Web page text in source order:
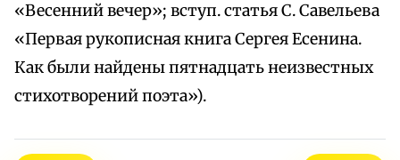
«Весенний вечер»; вступ. статья С. Савельева
«Первая рукописная книга Сергея Есенина.
Как были найдены пятнадцать неизвестных
стихотворений поэта»).